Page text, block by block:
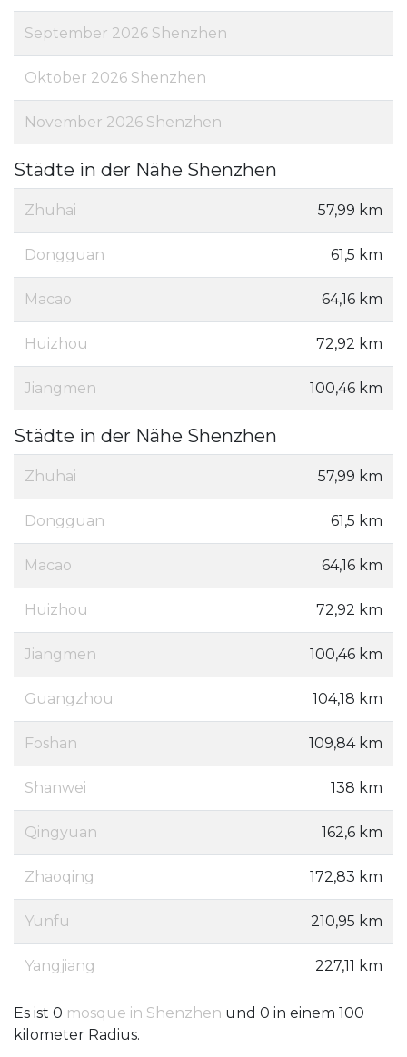
September 2026 Shenzhen
Oktober 2026 Shenzhen
November 2026 Shenzhen
Städte in der Nähe Shenzhen
Zhuhai 57,99 km
Dongguan 61,5 km
Macao 64,16 km
Huizhou 72,92 km
Jiangmen 100,46 km
Städte in der Nähe Shenzhen
Zhuhai 57,99 km
Dongguan 61,5 km
Macao 64,16 km
Huizhou 72,92 km
Jiangmen 100,46 km
Guangzhou 104,18 km
Foshan 109,84 km
Shanwei 138 km
Qingyuan 162,6 km
Zhaoqing 172,83 km
Yunfu 210,95 km
Yangjiang 227,11 km
Es ist 0 mosque in Shenzhen und 0 in einem 100
kilometer Radius.